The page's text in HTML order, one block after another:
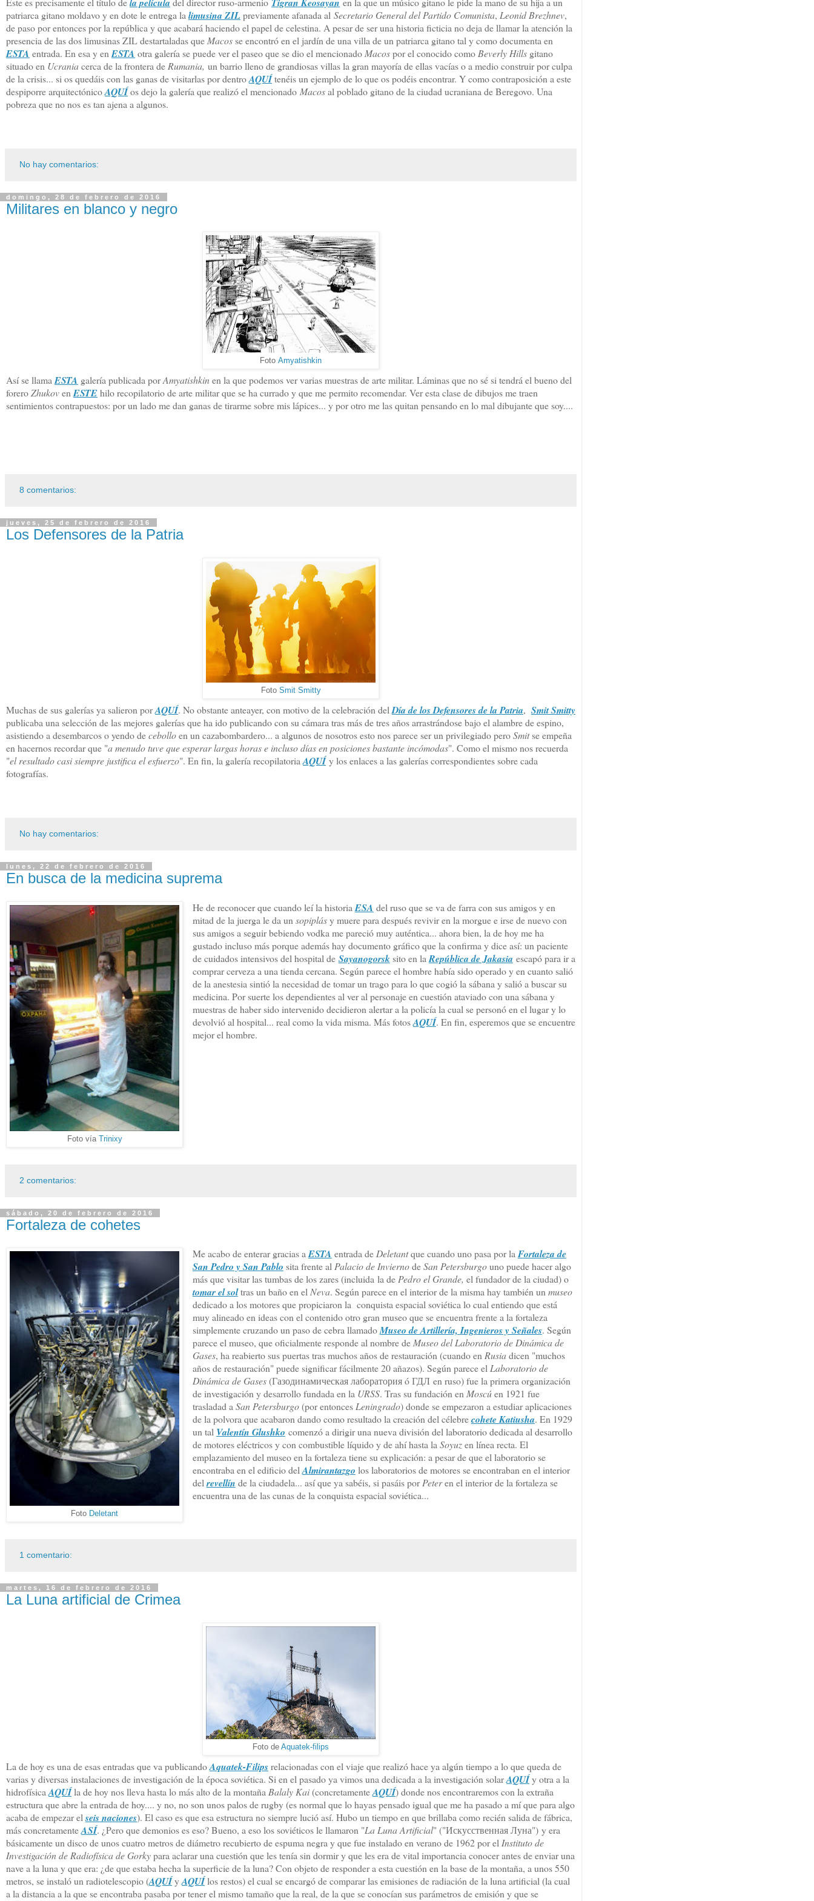
patriarca gitano moldavo y en dote le entrega la limusina ZILpreviamente afanada al Secretario General del Partido Comunista, Leonid Brezhnev,
de paso por entonces por la república y que acabará haciendo el papel de celestina. A pesar de ser una historia ficticia no deja de llamar la atención la
presencia de las dos limusinas ZIL destartaladas que Macosse encontró en el jardín de una villa de un patriarca gitano tal y como documenta en
ESTA entrada. En esa y en ESTA otra galería se puede ver el paseo que se dio el mencionado Macospor el conocido como Beverly Hills gitano
situado en Ucraniacerca de la frontera de Rumania, un barrio lleno de grandiosas villas la gran mayoría de ellas vacías o a medio construir por culpa
de la crisis... si os quedáis con las ganas de visitarlas por dentroAQUÍtenéis un ejemplo de lo que os podéis encontrar. Y como contraposición a este
despiporre arquitectónicoAQUÍos dejo la galería que realizó el mencionado Macosal poblado gitano de la ciudad ucraniana de Beregovo. Una
pobreza que no nos es tan ajena a algunos.
No hay comentarios:
domingo, 28 de febrero de 2016
Militares en blanco y negro
Foto Amyatishkin
Así se llamaESTA galería publicada porAmyatishkinen la que podemos ver varias muestras de arte militar. Láminas que no sé si tendrá el bueno del
foreroZhukovenESTEhilo recopilatorio de arte militar que se ha currado y que me permito recomendar. Ver esta clase de dibujos me traen
sentimientos contrapuestos: por un lado me dan ganas de tirarme sobre mis lápices... y por otro me las quitan pensando en lo mal dibujante que soy....
8 comentarios:
jueves, 25 de febrero de 2016
Los Defensores de la Patria
Foto Smit Smitty
Muchas de sus galerías ya salieron porAQUÍ. No obstante anteayer, con motivo de la celebración del Día de los Defensores de la Patria, Smit Smitty
publicaba una selección de las mejores galerías que ha ido publicando con su cámara tras más de tres años arrastrándose bajo el alambre de espino,
asistiendo a desembarcos o yendo decebolloen un cazabombardero... a algunos de nosotros esto nos parece ser un privilegiado peroSmitse empeña
en hacernos recordar que "a menudo tuve que esperar largas horas e incluso días en posiciones bastante incómodas". Como el mismo nos recuerda
"el resultado casi siempre justifica el esfuerzo". En fin, la galería recopilatoria AQUÍy los enlaces a las galerías correspondientes sobre cada
fotografías.
No hay comentarios:
lunes, 22 de febrero de 2016
En busca de la medicina suprema
Foto vía Trinixy
He de reconocer que cuando leí la historia ESA del ruso que se va de farra con sus amigos y en
mitad de la juerga le da un sopiplásy muere para después revivir en la morgue e irse de nuevo con
sus amigos a seguir bebiendo vodka me pareció muy auténtica... ahora bien, la de hoy me ha
gustado incluso más porque además hay documento gráfico que la confirma y dice así: un paciente
de cuidados intensivos del hospital de Sayanogorsksito en la República de Jakasia escapó para ir a
comprar cerveza a una tienda cercana. Según parece el hombre había sido operado y en cuanto salió
de la anestesia sintió la necesidad de tomar un trago para lo que cogió la sábana y salió a buscar su
medicina. Por suerte los dependientes al ver al personaje en cuestión ataviado con una sábana y
muestras de haber sido intervenido decidieron alertar a la policía la cual se personó en el lugar y lo
devolvió al hospital... real como la vida misma. Más fotosAQUÍ. En fin, esperemos que se encuentre
mejor el hombre.
2 comentarios:
sábado, 20 de febrero de 2016
Fortaleza de cohetes
Foto Deletant
Me acabo de enterar gracias aESTA entrada deDeletantque cuando uno pasa por laFortaleza de
San Pedro y San Pablo sita frente alPalacio de InviernodeSan Petersburgouno puede hacer algo
más que visitar las tumbas de los zares (incluida la dePedro el Grande, el fundador de la ciudad) o
tomar el soltras un baño en elNeva. Según parece en el interior de la misma hay también unmuseo
dedicado a los motores que propiciaron la conquista espacial soviética lo cual entiendo que está
muy alineado en ideas con el contenido otro gran museo que se encuentra frente a la fortaleza
simplemente cruzando un paso de cebra llamadoMuseo de Artillería, Ingenieros y Señales. Según
parece el museo, que oficialmente responde al nombre deMuseo del Laboratorio de Dinámica de
Gases, ha reabierto sus puertas tras muchos años de restauración (cuando enRusiadicen "muchos
años de restauración" puede significar fácilmente 20 añazos). Según parece elLaboratorio de
Dinámica de Gases(Газодинамическая лаборатория ó ГДЛ en ruso) fue la primera organización
de investigación y desarrollo fundada en la URSS. Tras su fundación enMoscúen 1921 fue
trasladad aSan Petersburgo(por entoncesLeningrado) donde se empezaron a estudiar aplicaciones
de la polvora que acabaron dando como resultado la creación del célebrecohete Katiusha. En 1929
un tal Valentín Glushko comenzó a dirigir una nueva división del laboratorio dedicada al desarrollo
de motores eléctricos y con combustible líquido y de ahí hasta laSoyuzen línea recta. El
emplazamiento del museo en la fortaleza tiene su explicación: a pesar de que el laboratorio se
encontraba en el edificio delAlmirantazgo los laboratorios de motores se encontraban en el interior
delrevellín de la ciudadela... así que ya sabéis, si pasáis porPeteren el interior de la fortaleza se
encuentra una de las cunas de la conquista espacial soviética...
1 comentario:
martes, 16 de febrero de 2016
La Luna artificial de Crimea
Foto de Aquatek-filips
La de hoy es una de esas entradas que va publicandoAquatek-Filipsrelacionadas con el viaje que realizó hace ya algún tiempo a lo que queda de
varias y diversas instalaciones de investigación de la época soviética. Si en el pasado ya vimos una dedicada a la investigación solarAQUÍy otra a la
hidrofísica AQUÍla de hoy nos lleva hasta lo más alto de la montaña Balaly Kai(concretamenteAQUÍ) donde nos encontraremos con la extraña
estructura que abre la entrada de hoy.... y no, no son unos palos de rugby (es normal que lo hayas pensado igual que me ha pasado a mí que para algo
acaba de empezar el seis naciones). El caso es que esa estructura no siempre lució así. Hubo un tiempo en que brillaba como recién salida de fábrica,
más concretamenteASÍ. ¿Pero que demonios es eso? Bueno, a eso los soviéticos le llamaron "La Luna Artificial" ("Искусственная Луна") y era
básicamente un disco de unos cuatro metros de diámetro recubierto de espuma negra y que fue instalado en verano de 1962 por el Instituto de
Investigación de Radiofísica de Gorkypara aclarar una cuestión que les tenía sin dormir y que les era de vital importancia conocer antes de enviar una
nave a la luna y que era: ¿de que estaba hecha la superficie de la luna? Con objeto de responder a esta cuestión en la base de la montaña, a unos 550
metros, se instaló un radiotelescopio (AQUÍyAQUÍlos restos) el cual se encargó de comparar las emisiones de radiación de la luna artificial (la cual
a la distancia a la que se encontraba pasaba por tener el mismo tamaño que la real, de la que se conocían sus parámetros de emisión y que se